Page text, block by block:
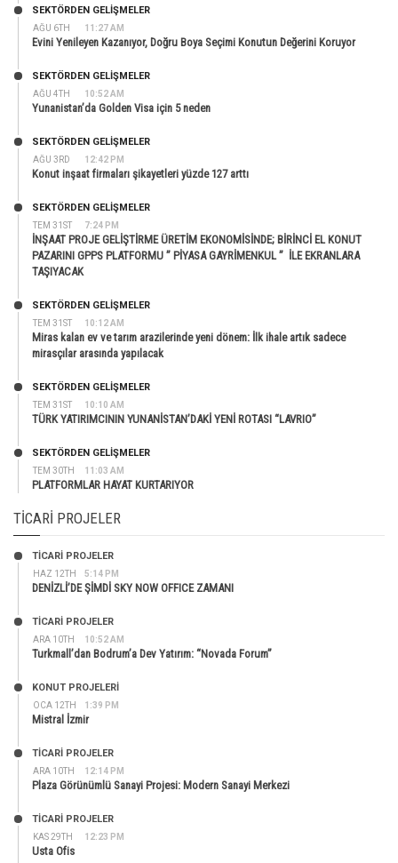
AĞU 6TH 11:27 AM
SEKTÖRDEN GELIŞMELER
Evini Yenileyen Kazanıyor, Doğru Boya Seçimi Konutun Değerini Koruyor
AĞU 4TH 10:52 AM
SEKTÖRDEN GELIŞMELER
Yunanistan’da Golden Visa için 5 neden
AĞU 3RD 12:42 PM
SEKTÖRDEN GELIŞMELER
Konut inşaat firmaları şikayetleri yüzde 127 arttı
TEM 31ST 7:24 PM
SEKTÖRDEN GELIŞMELER
İNŞAAT PROJE GELİŞTİRME ÜRETİM EKONOMİSİNDE; BİRİNCİ EL KONUT
PAZARINI GPPS PLATFORMU ” PİYASA GAYRİMENKUL ” İLE EKRANLARA
TAŞIYACAK
TEM 31ST 10:12 AM
SEKTÖRDEN GELIŞMELER
Miras kalan ev ve tarım arazilerinde yeni dönem: İlk ihale artık sadece
mirasçılar arasında yapılacak
TEM 31ST 10:10 AM
SEKTÖRDEN GELIŞMELER
TÜRK YATIRIMCININ YUNANİSTAN’DAKİ YENİ ROTASI “LAVRIO”
TEM 30TH 11:03 AM
SEKTÖRDEN GELIŞMELER
PLATFORMLAR HAYAT KURTARIYOR
TICARI PROJELER
HAZ 12TH 5:14 PM
TİCARİ PROJELER
DENİZLİ’DE ŞİMDİ SKY NOW OFFICE ZAMANI
ARA 10TH 10:52 AM
TİCARİ PROJELER
Turkmall’dan Bodrum’a Dev Yatırım: “Novada Forum”
OCA 12TH 1:39 PM
KONUT PROJELERI
Mistral İzmir
ARA 10TH 12:14 PM
TİCARİ PROJELER
Plaza Görünümlü Sanayi Projesi: Modern Sanayi Merkezi
KAS 29TH 12:23 PM
TİCARİ PROJELER
Usta Ofis